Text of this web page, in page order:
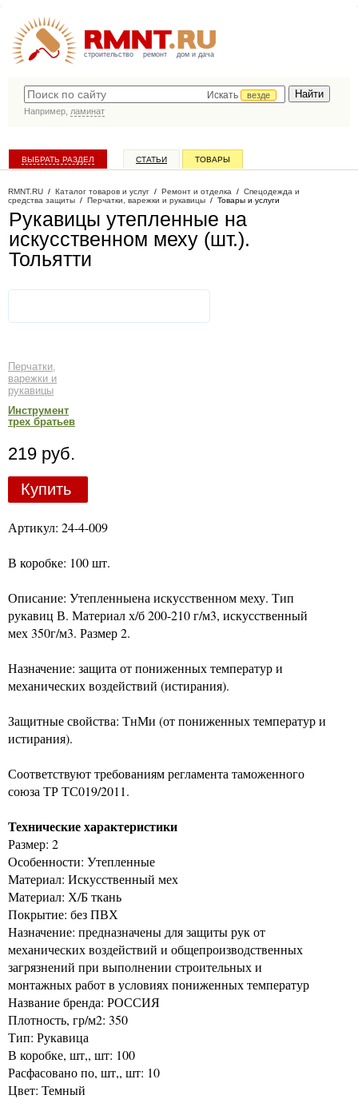
строительство ремонт дом и дача
Искать
везде
Например, ламинат
ВЫБРАТЬ РАЗДЕЛ СТАТЬИ ТОВАРЫ
RMNT.RU / Каталог товаров и услуг / Ремонт и отделка / Спецодежда и
средства защиты / Перчатки, варежки и рукавицы / Товары и услуги
Рукавицы утепленные на
искусственном меху (шт.).
Тольятти
Перчатки,
варежки и
рукавицы
Инструмент
трех братьев
219 руб.
Купить
Артикул: 24-4-009
В коробке: 100 шт.
Описание: Утепленныена искусственном меху. Тип
рукавиц В. Материал х/б 200-210 г/м3, искусственный
мех 350г/м3. Размер 2.
Назначение: защита от пониженных температур и
механических воздействий (истирания).
Защитные свойства: ТнМи (от пониженных температур и
истирания).
Соответствуют требованиям регламента таможенного
союза ТР ТС019/2011.
Технические характеристики
Размер: 2
Особенности: Утепленные
Материал: Искусственный мех
Материал: Х/Б ткань
Покрытие: без ПВХ
Назначение: предназначены для защиты рук от
механических воздействий и общепроизводственных
загрязнений при выполнении строительных и
монтажных работ в условиях пониженных температур
Название бренда: РОССИЯ
Плотность, гр/м2: 350
Тип: Рукавица
В коробке, шт,, шт: 100
Расфасовано по, шт,, шт: 10
Цвет: Темный